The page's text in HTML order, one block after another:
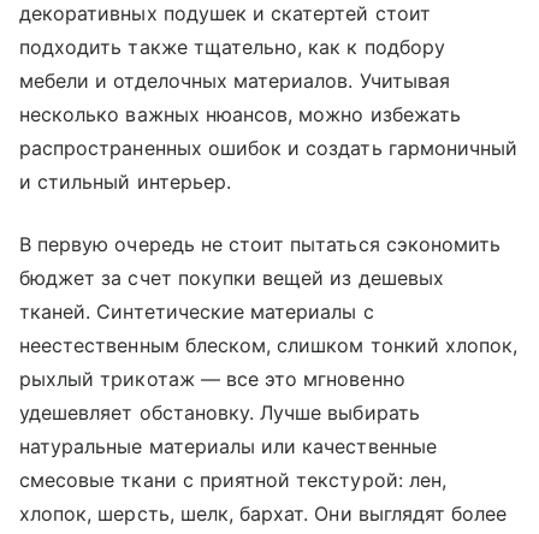
декоративных подушек и скатертей стоит
подходить также тщательно, как к подбору
мебели и отделочных материалов. Учитывая
несколько важных нюансов, можно избежать
распространенных ошибок и создать гармоничный
и стильный интерьер.
В первую очередь не стоит пытаться сэкономить
бюджет за счет покупки вещей из дешевых
тканей. Синтетические материалы с
неестественным блеском, слишком тонкий хлопок,
рыхлый трикотаж — все это мгновенно
удешевляет обстановку. Лучше выбирать
натуральные материалы или качественные
смесовые ткани с приятной текстурой: лен,
хлопок, шерсть, шелк, бархат. Они выглядят более